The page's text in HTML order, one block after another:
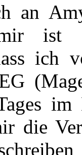
an
ist
ich
im
die